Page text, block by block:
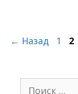
← Назад 1 2